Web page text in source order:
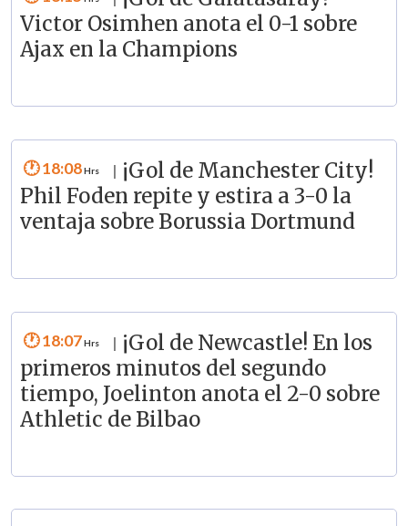
Victor Osimhen anota el 0-1 sobre
Ajax en la Champions
18:08
¡Gol de Manchester City!
Phil Foden repite y estira a 3-0 la
ventaja sobre Borussia Dortmund
18:07
¡Gol de Newcastle! En los
primeros minutos del segundo
tiempo, Joelinton anota el 2-0 sobre
Athletic de Bilbao